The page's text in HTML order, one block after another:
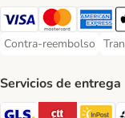
Visa Payment Method
Mastercard
Contra-reembolso
Contra-reembolso
Servicios de entrega
GLS Shipping